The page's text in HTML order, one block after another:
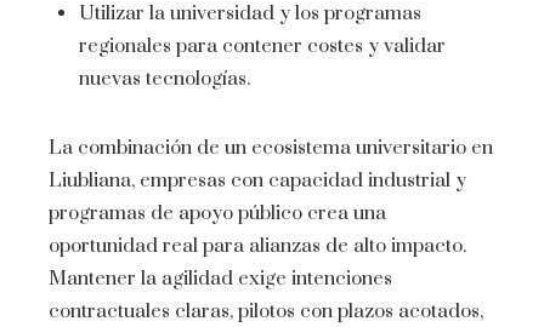
Utilizar la universidad y los programas
regionales para contener costes y validar
nuevas tecnologías.
La combinación de un ecosistema universitario en
Liubliana, empresas con capacidad industrial y
programas de apoyo público crea una
oportunidad real para alianzas de alto impacto.
Mantener la agilidad exige intenciones
contractuales claras, pilotos con plazos acotados,